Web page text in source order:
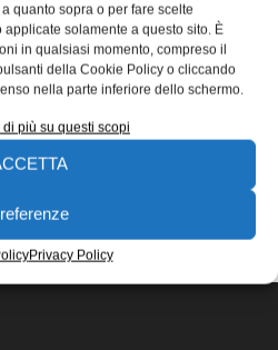
quanto sopra o per fare scelte
solamente a questo sito. È
in qualsiasi momento, compreso il
della Cookie Policy o cliccando
nella parte inferiore dello schermo.
più su questi scopi
Privacy Policy
WEB